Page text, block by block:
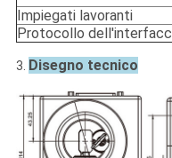
Impiegati lavoranti
Protocollo
3. Disegno tecnico